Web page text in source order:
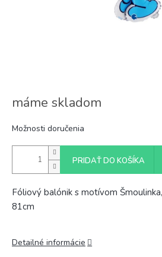
máme skladom
Možnosti doručenia
PRIDAŤ DO KOŠÍKA
Fóliový balónik s motívom
81cm
Detailné informácie